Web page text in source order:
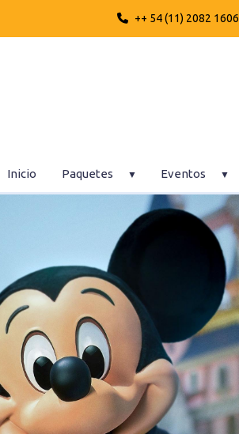
++ 54 (11) 2082 1606
Inicio Paquetes Eventos